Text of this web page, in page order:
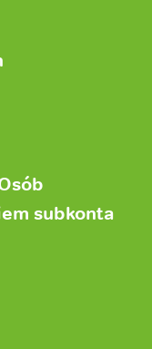
subkonta